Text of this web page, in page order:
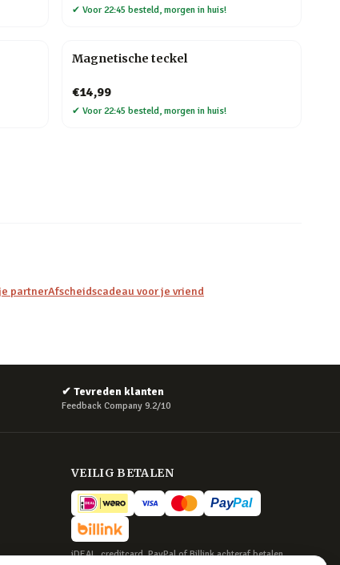
✔ Voor 22:45 besteld, morgen in huis!
Magnetische teckel
€14,99
✔ Voor 22:45 besteld, morgen in huis!
partnerAfscheidscadeau voor je vriend
✔ Tevreden klanten
Feedback Company 9.2/10
VEILIG BETALEN
iDEAL, creditcard, PayPal of Billink achteraf betalen